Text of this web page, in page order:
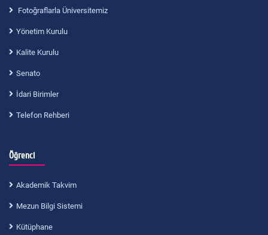
Fotoğraflarla Üniversitemiz
Yönetim Kurulu
Kalite Kurulu
Senato
İdari Birimler
Telefon Rehberi
Öğrenci
Akademik Takvim
Mezun Bilgi Sistemi
Kütüphane